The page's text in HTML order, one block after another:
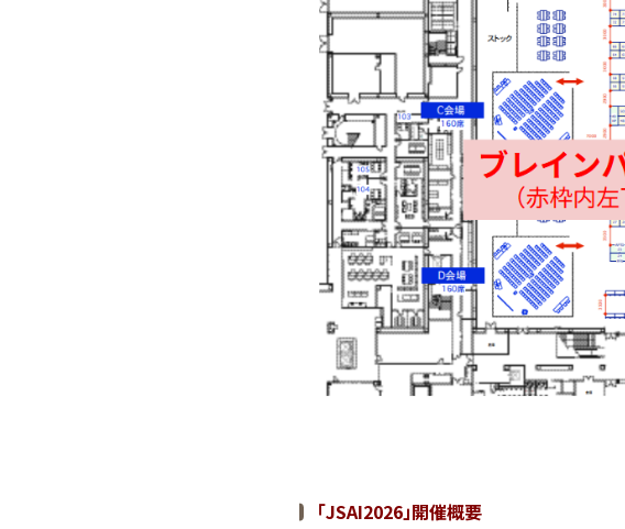
「JSAI2026」開催概要